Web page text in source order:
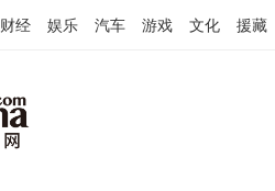
财经 娱乐 汽车 游戏 文化 援藏